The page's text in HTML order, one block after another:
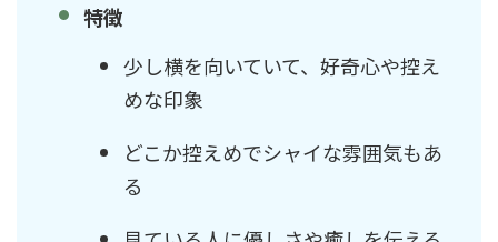
特徴
少し横を向いていて、好奇心や控え
めな印象
どこか控えめでシャイな雰囲気もあ
る